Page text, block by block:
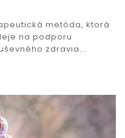
metóda, ktorá
na podporu
zdravia...